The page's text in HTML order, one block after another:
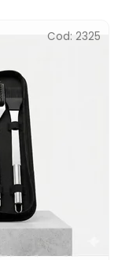
Cod: 2325